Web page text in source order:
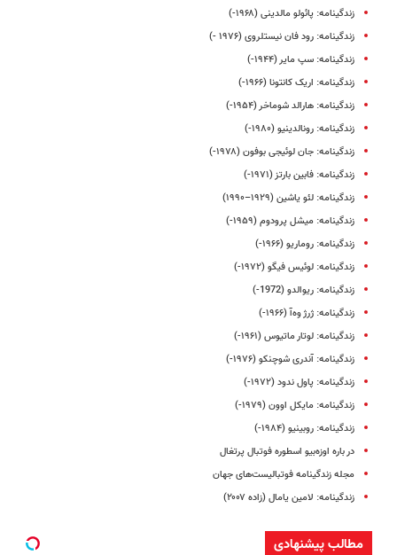
زندگینامه: پائولو مالدینی (۱۹۶۸-)
زندگینامه: رود فان نیستلروی (۱۹۷۶ -)
زندگینامه: سپ مایر (۱۹۴۴-)
زندگینامه: اریک کانتونا (۱۹۶۶-)
زندگینامه: هارالد شوماخر (۱۹۵۴-)
زندگینامه: رونالدینیو (۱۹۸۰-)
زندگینامه: جان لوئیجی بوفون (۱۹۷۸-)
زندگینامه: فابین بارتز (۱۹۷۱-)
زندگینامه: لئو یاشین (۱۹۲۹–۱۹۹۰)
زندگینامه: میشل پرودوم (۱۹۵۹-)
زندگینامه: روماریو (۱۹۶۶-)
زندگینامه: لوئیس فیگو (۱۹۷۲-)
زندگینامه: ریوالدو (1972-)
زندگینامه: ژرژ وه‌آ (۱۹۶۶-)
زندگینامه: لوتار ماتیوس (۱۹۶۱-)
زندگینامه: آندری شوچنکو (۱۹۷۶-)
زندگینامه: پاول ندود (۱۹۷۲-)
زندگینامه: مایکل اوون (۱۹۷۹-)
زندگینامه: روبینیو (۱۹۸۴-)
در باره اوزه‌بیو اسطوره فوتبال پرتغال
مجله زندگینامه فوتبالیست‌های جهان
زندگینامه: لامین یامال (زاده ۲۰۰۷)
مطالب پیشنهادی